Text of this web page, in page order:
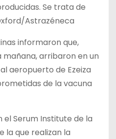
Se trata de
Astrazéneca
informaron que,
mañana, arribaron en un
aeropuerto de Ezeiza
de la vacuna
el Serum Institute de la
la que realizan la